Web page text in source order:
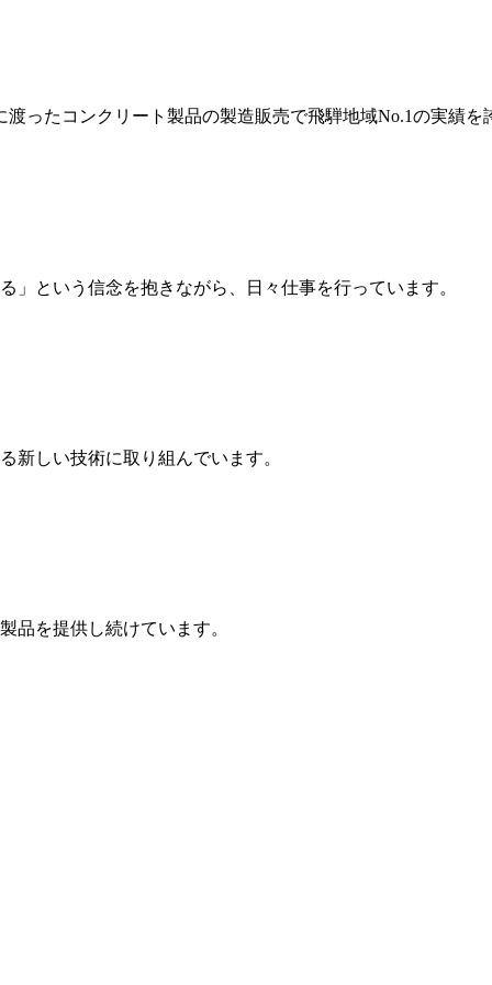
ったコンクリート製品の製造販売で飛騨地域No.1の実績を
という信念を抱きながら、日々仕事を行っています。
新しい技術に取り組んでいます。
品を提供し続けています。